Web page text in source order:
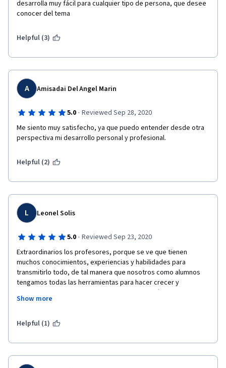
desarrolla muy fácil para cualquier tipo de persona, que desee
conocer del tema
Helpful (3)
A Amisadai Del Angel Marin
5.0 · Reviewed Sep 28, 2020
Me siento muy satisfecho, ya que puedo entender desde otra
perspectiva mi desarrollo personal y profesional.
Helpful (2)
L Leonel Solis
5.0 · Reviewed Sep 23, 2020
Extraordinarios los profesores, porque se ve que tienen
muchos conocimientos, experiencias y habilidades para
transmitirlo todo, de tal manera que nosotros como alumnos
tengamos todas las herramientas para hacer crecer y
desarrollar nuestras empresas. Les agradecería que me
aconsejaran que otro curso tomar para complementar lo que
para Pymes y para ello mi correo es: lsolis07.gt@gmail.com /
mostraron en el curso se ven borrosas, por lo que deberían
mejorarlas. Gracias.
Show more
Helpful (1)